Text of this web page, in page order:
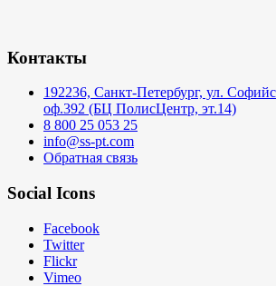
Контакты
192236, Санкт-Петербург, ул.
оф.392 (БЦ ПолисЦентр, эт.14)
8 800 25 053 25
info@ss-pt.com
Обратная связь
Social Icons
Facebook
Twitter
Flickr
Vimeo